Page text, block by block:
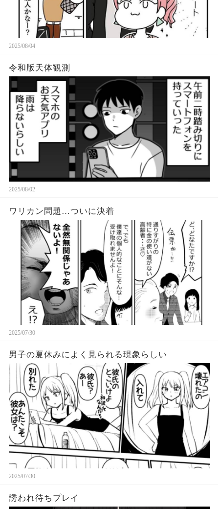
2025/08/04
令和版天体観測
2025/08/02
ワリカン問題…ついに決着
2025/07/30
男子の夏休みによく見られる現象らしい
2025/07/30
誘われ待ちプレイ